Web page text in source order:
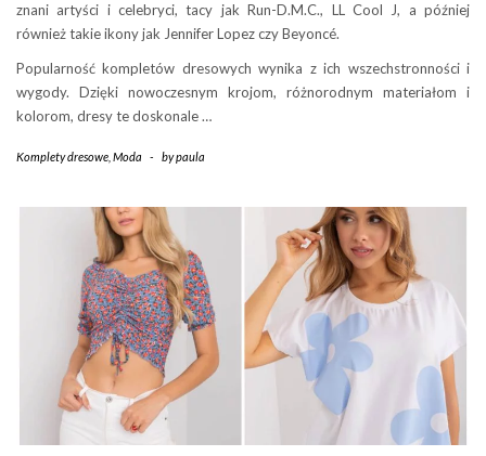
znani artyści i celebryci, tacy jak Run-D.M.C., LL Cool J, a później
również takie ikony jak Jennifer Lopez czy Beyoncé.
Popularność kompletów dresowych wynika z ich wszechstronności i
wygody. Dzięki nowoczesnym krojom, różnorodnym materiałom i
kolorom, dresy te doskonale …
Komplety dresowe Moda - bypaula